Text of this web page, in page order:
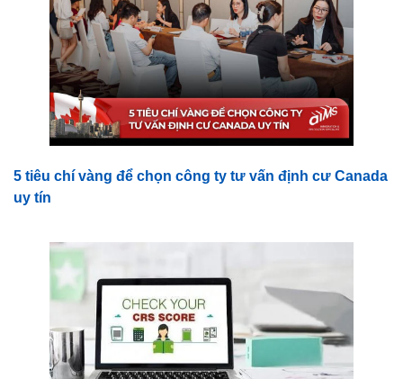
5 tiêu chí vàng để chọn công ty tư vấn định cư Canada
uy tín